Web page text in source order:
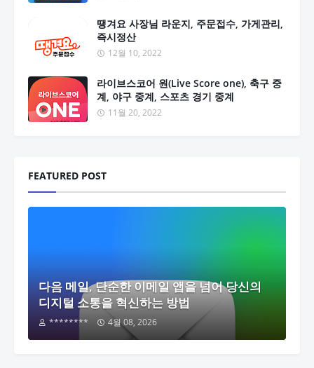
땡겨요 사장님 라운지, 주문접수, 가게관리,
즉시정산
12월 10, 2022
라이브스코어 원(Live Score one), 축구 중
계, 야구 중계, 스포츠 경기 중계
11월 20, 2022
FEATURED POST
다음 메일, 단순한 이메일 앱을 넘어 당신의
디지털 소통을 혁신하는 방법
******** 4월 08, 2026